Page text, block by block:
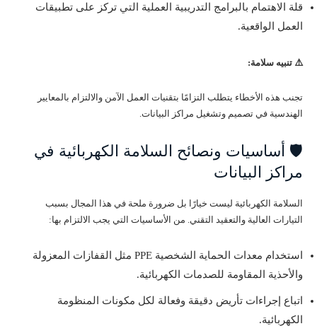
قلة الاهتمام بالبرامج التدريبية العملية التي تركز على تطبيقات
العمل الواقعية.
⚠️ تنبيه سلامة:
تجنب هذه الأخطاء يتطلب التزامًا بتقنيات العمل الآمن والالتزام بالمعايير
الهندسية في تصميم وتشغيل مراكز البيانات.
🛡️ أساسيات ونصائح السلامة الكهربائية في
مراكز البيانات
السلامة الكهربائية ليست خيارًا بل ضرورة ملحة في هذا المجال بسبب
التيارات العالية والتعقيد التقني. من الأساسيات التي يجب الالتزام بها:
استخدام معدات الحماية الشخصية PPE مثل القفازات المعزولة
والأحذية المقاومة للصدمات الكهربائية.
اتباع إجراءات تأريض دقيقة وفعالة لكل مكونات المنظومة
الكهربائية.